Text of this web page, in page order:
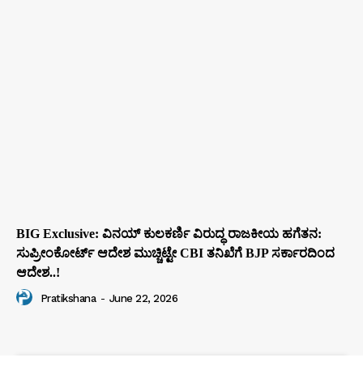
BIG Exclusive: ವಿನಯ್‌ ಕುಲಕರ್ಣಿ ವಿರುದ್ಧ ರಾಜಕೀಯ ಹಗೆತನ:
ಸುಪ್ರೀಂಕೋರ್ಟ್‌ ಆದೇಶ ಮುಚ್ಚಿಟ್ಟೇ CBI ತನಿಖೆಗೆ BJP ಸರ್ಕಾರದಿಂದ
ಆದೇಶ..!
Pratikshana - June 22, 2026